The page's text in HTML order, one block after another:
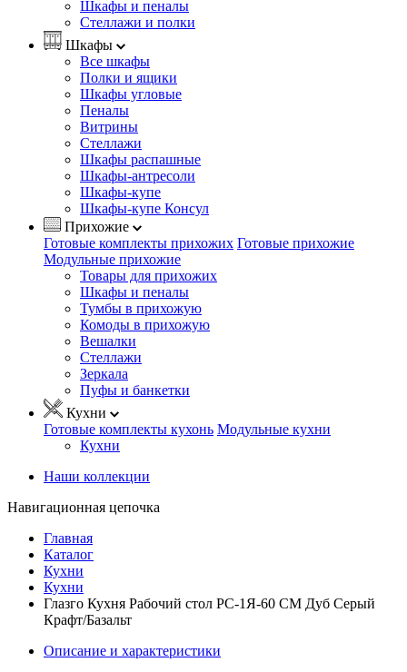
Шкафы и пеналы
Стеллажи и полки
Шкафы
Все шкафы
Полки и ящики
Шкафы угловые
Пеналы
Витрины
Стеллажи
Шкафы распашные
Шкафы-антресоли
Шкафы-купе
Шкафы-купе Консул
Прихожие
Готовые комплекты прихожих Готовые прихожие
Модульные прихожие
Товары для прихожих
Шкафы и пеналы
Тумбы в прихожую
Комоды в прихожую
Вешалки
Стеллажи
Зеркала
Пуфы и банкетки
Кухни
Готовые комплекты кухонь Модульные кухни
Кухни
Наши коллекции
Навигационная цепочка
Главная
Каталог
Кухни
Кухни
Глазго Кухня Рабочий стол РС-1Я-60 СМ Дуб Серый
Крафт/Базальт
Описание и характеристики